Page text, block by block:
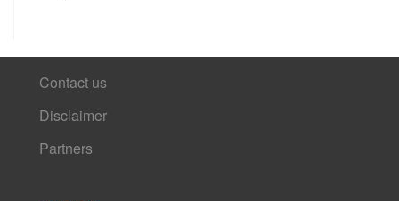
Contact us
Disclaimer
Partners